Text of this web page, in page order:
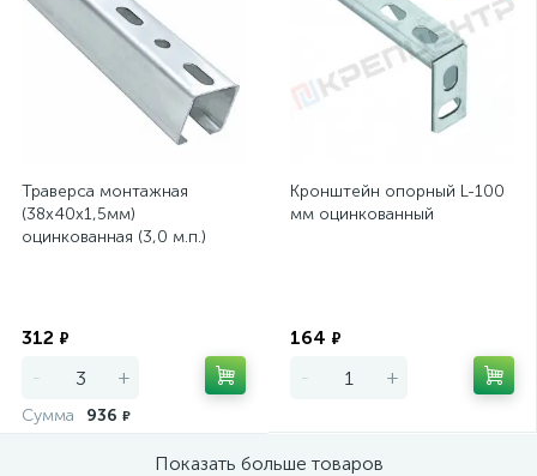
Траверса монтажная
(38х40х1,5мм)
оцинкованная (3,0 м.п.)
312 ₽
- +
Сумма 936 ₽
Кронштейн опорный L-100
мм оцинкованный
164 ₽
- +
Показать больше товаров